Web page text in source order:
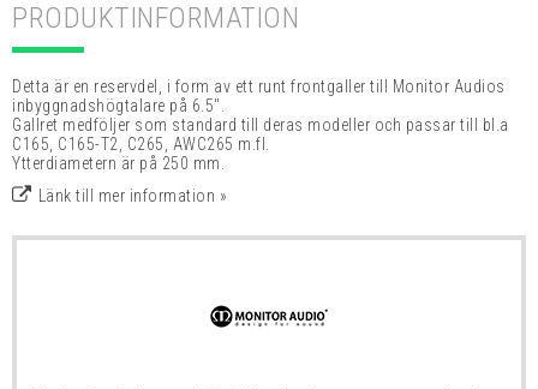
PRODUKTINFORMATION
Detta är en reservdel, i form av ett runt frontgaller till Monitor Audios
inbyggnadshögtalare på 6.5".
Gallret medföljer som standard till deras modeller och passar till bl.a
C165, C165-T2, C265, AWC265 m.fl.
Ytterdiametern är på 250 mm.
Länk till mer information »